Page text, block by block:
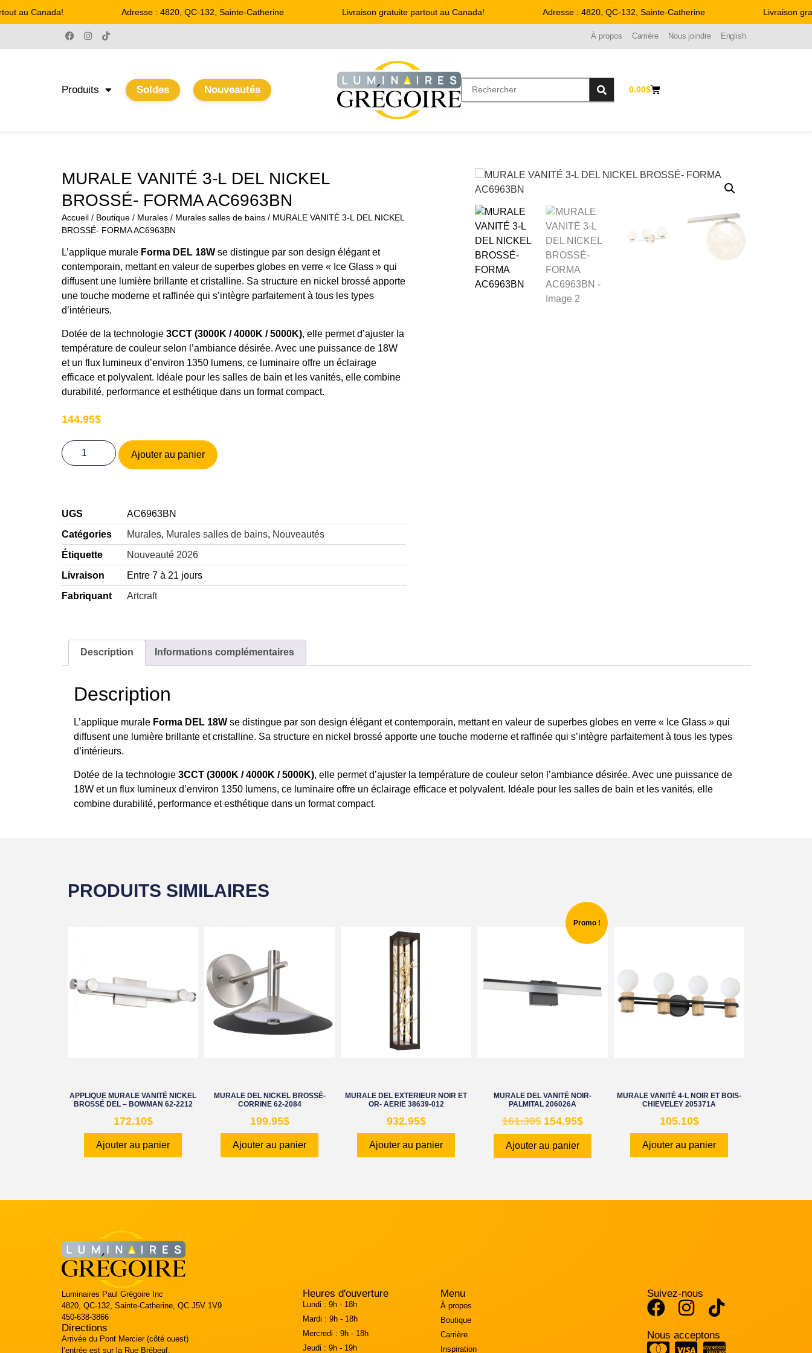
au Canada! Adresse : 4820, QC-132, Sainte-Catherine Livraison gratuite partout au Canada! Adresse : 4820, QC-132, Sainte-Catherine Livraison
À propos Carrière Nous joindre English
Produits Soldes Nouveautés 0.00$
MURALE VANITÉ 3-L DEL NICKEL
BROSSÉ- FORMA AC6963BN
Accueil / Boutique / Murales / Murales salles de bains / MURALE VANITÉ 3-L DEL NICKEL
BROSSÉ- FORMA AC6963BN
L’applique murale Forma DEL 18W se distingue par son design élégant et
contemporain, mettant en valeur de superbes globes en verre « Ice Glass » qui
diffusent une lumière brillante et cristalline. Sa structure en nickel brossé apporte
une touche moderne et raffinée qui s’intègre parfaitement à tous les types
d’intérieurs.
Dotée de la technologie 3CCT (3000K / 4000K / 5000K), elle permet d’ajuster la
température de couleur selon l’ambiance désirée. Avec une puissance de 18W
et un flux lumineux d’environ 1350 lumens, ce luminaire offre un éclairage
efficace et polyvalent. Idéale pour les salles de bain et les vanités, elle combine
durabilité, performance et esthétique dans un format compact.
144.95$
Ajouter au panier
UGS
AC6963BN
Catégories
Murales, Murales salles de bains, Nouveautés
Étiquette
Nouveauté 2026
Livraison
Entre 7 à 21 jours
Fabriquant
Artcraft
Description Informations complémentaires
Description
L’applique murale Forma DEL 18W se distingue par son design élégant et contemporain, mettant en valeur de superbes globes en verre « Ice Glass » qui
diffusent une lumière brillante et cristalline. Sa structure en nickel brossé apporte une touche moderne et raffinée qui s’intègre parfaitement à tous les types
d’intérieurs.
Dotée de la technologie 3CCT (3000K / 4000K / 5000K), elle permet d’ajuster la température de couleur selon l’ambiance désirée. Avec une puissance de
18W et un flux lumineux d’environ 1350 lumens, ce luminaire offre un éclairage efficace et polyvalent. Idéale pour les salles de bain et les vanités, elle
combine durabilité, performance et esthétique dans un format compact.
PRODUITS SIMILAIRES
APPLIQUE MURALE VANITÉ NICKEL
BROSSÉ DEL – BOWMAN 62-2212
172.10$
Ajouter au panier
MURALE DEL NICKEL BROSSÉ-
CORRINE 62-2084
199.95$
Ajouter au panier
MURALE DEL EXTERIEUR NOIR ET
OR- AERIE 38639-012
932.95$
Ajouter au panier
Promo !
MURALE DEL VANITÉ NOIR-
PALMITAL 206026A
161.30$ 154.95$
Ajouter au panier
MURALE VANITÉ 4-L NOIR ET BOIS-
CHIEVELEY 205371A
105.10$
Ajouter au panier
Luminaires Paul Grégoire Inc
4820, QC-132, Sainte-Catherine, QC J5V 1V9
450-638-3866
Directions
Arrivée du Pont Mercier (côté ouest)
l’entrée est sur la Rue Brébeuf.
Heures d'ouverture
Lundi : 9h - 18h
Mardi : 9h - 18h
Mercredi : 9h - 18h
Jeudi : 9h - 19h
Menu
À propos
Boutique
Carrière
Inspiration
Suivez-nous
Nous acceptons